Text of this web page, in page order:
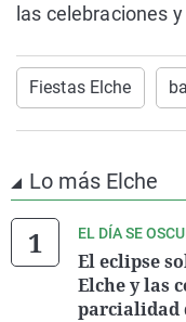
las celebraciones
Fiestas Elche
Lo más Elche
EL DÍA SE
El eclipse
Elche y las
parcialidad